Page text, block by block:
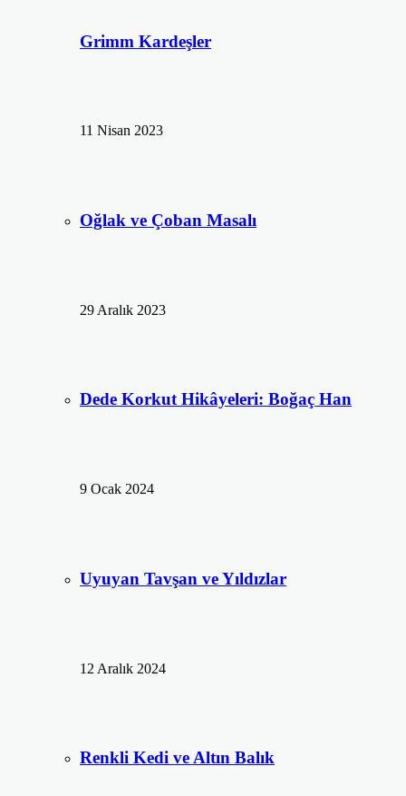
Grimm Kardeşler
11 Nisan 2023
Oğlak ve Çoban Masalı
29 Aralık 2023
Dede Korkut Hikâyeleri: Boğaç Han
9 Ocak 2024
Uyuyan Tavşan ve Yıldızlar
12 Aralık 2024
Renkli Kedi ve Altın Balık